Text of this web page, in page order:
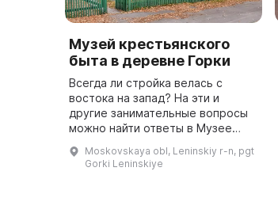
Музей крестьянского
быта в деревне Горки
Всегда ли стройка велась с
востока на запад? На эти и
другие занимательные вопросы
можно найти ответы в Музее
можно почувствовать атмосферу
прошлого и увидеть, чем жили
Moskovskaya obl, Leninskiy r-n, pgt
Gorki Leninskiye